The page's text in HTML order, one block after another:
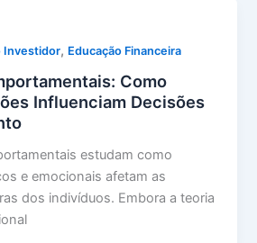
Investidor, Educação Financeira
Como
Influenciam Decisões
estudam como
e emocionais afetam as
dos indivíduos. Embora a teoria